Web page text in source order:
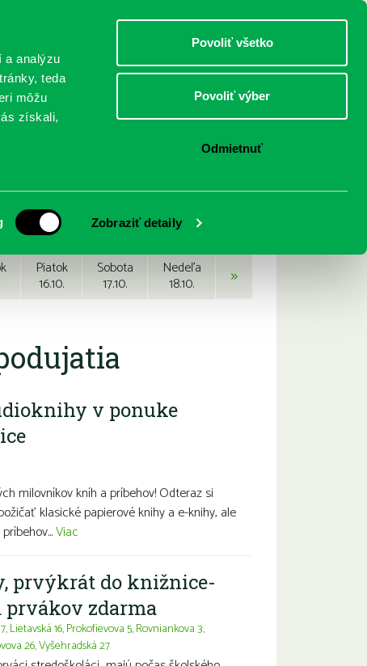
a analýzu
teda
môžu
získali,
Zobraziť detaily
Povoliť všetko
Povoliť výber
Odmietnuť
DOSPELÍ
Piatok
16.10.
Sobota
17.10.
Nedeľa
18.10. »
v ponuke
milovníkov kníh a príbehov! Odteraz si
klasické papierové knihy a e-knihy, ale
Viac
prvýkrát do knižnice-
zdarma
,Lietavská 16,Prokofievova 5,Rovniankova 3,
26,Vyšehradská 27